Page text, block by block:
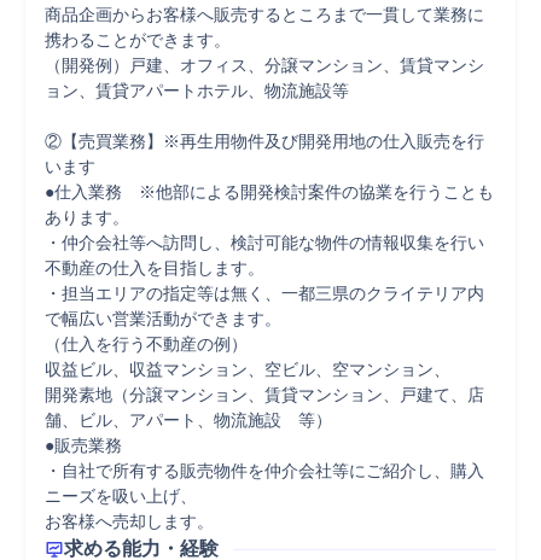
商品企画からお客様へ販売するところまで一貫して業務に
携わることができます。
（開発例）戸建、オフィス、分譲マンション、賃貸マンシ
ョン、賃貸アパートホテル、物流施設等
②【売買業務】※再生用物件及び開発用地の仕入販売を行
います
●仕入業務　※他部による開発検討案件の協業を行うことも
あります。
・仲介会社等へ訪問し、検討可能な物件の情報収集を行い
不動産の仕入を目指します。
・担当エリアの指定等は無く、一都三県のクライテリア内
で幅広い営業活動ができます。
（仕入を行う不動産の例）
収益ビル、収益マンション、空ビル、空マンション、
開発素地（分譲マンション、賃貸マンション、戸建て、店
舗、ビル、アパート、物流施設　等）
●販売業務
・自社で所有する販売物件を仲介会社等にご紹介し、購入
ニーズを吸い上げ、
お客様へ売却します。
求める能力・経験